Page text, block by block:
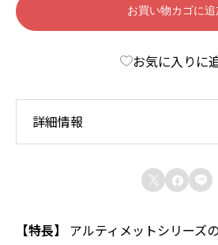
W
【
ア
ッ
ブ
お買い物カゴに追
お気に入りに
詳細情報
ネイビー
  
【特長】
アルティメットシリーズ